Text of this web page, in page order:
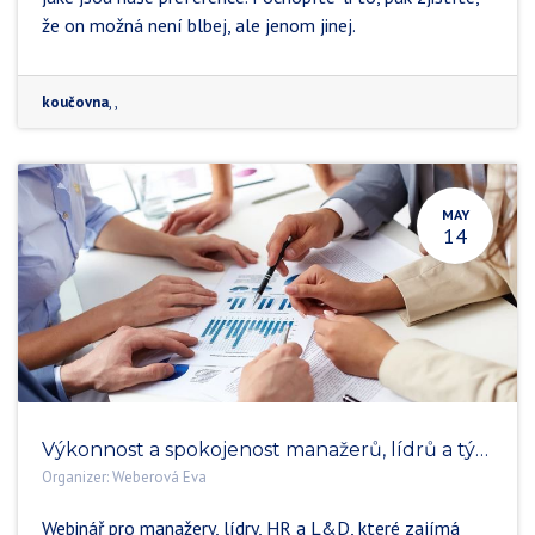
že on možná není blbej, ale jenom jinej.
koučovna,,
MAY
14
Výkonnost a spokojenost manažerů, lídrů a týmů
Organizer:Weberová Eva
Webinář pro manažery, lídry, HR a L&D, které zajímá